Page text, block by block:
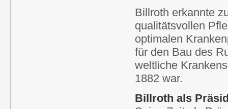
Billroth erkannte
qualitätsvollen
optimalen
für den Bau des
weltliche
1882 war.
Billroth als